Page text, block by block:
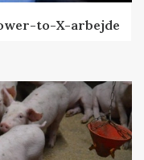
to-X-arbejde